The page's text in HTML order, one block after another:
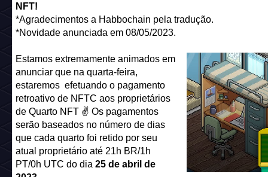
NFT!
*Agradecimentos a Habbochain pela tradução.
*Novidade anunciada em 08/05/2023.
Estamos extremamente animados em
anunciar que na quarta-feira,
estaremos efetuando o pagamento
retroativo de NFTC aos proprietários
de Quarto NFT ✌️ Os pagamentos
serão baseados no número de dias
que cada quarto foi retido por seu
atual proprietário até 21h BR/1h
PT/0h UTC do dia 25 de abril de